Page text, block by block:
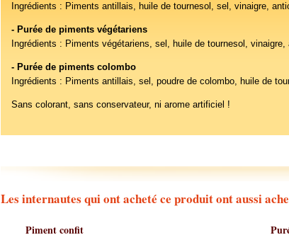
Ingrédients : Piments antillais, huile de tournesol, sel, vinaigre,
- Purée de piments végétariens
Ingrédients : Piments végétariens, sel, huile de tournesol,
- Purée de piments colombo
Ingrédients : Piments antillais, sel, poudre de colombo, huile de
Sans colorant, sans conservateur, ni arome artificiel !
Les internautes qui ont acheté ce produit ont aussi
Piment confit